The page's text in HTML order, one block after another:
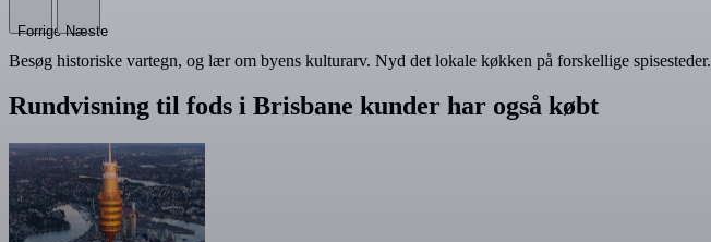
Forrige Næste
Besøg historiske vartegn, og lær om byens kulturarv. Nyd det lokale køkken på forskellige spisesteder.
Rundvisning til fods i Brisbane kunder har også købt